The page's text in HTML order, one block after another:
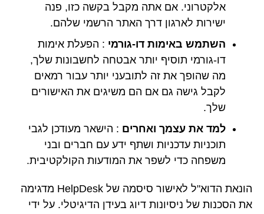
אלקטרוני. אם אתה מקבל בקשה כזו, פנה
ישירות לארגון דרך האתר הרשמי שלהם.
השתמש באימות דו-גורמי : הפעלת אימות
דו-גורמי תוסיף יותר אבטחה לחשבונות שלך,
מה שהופך את זה לתובעני יותר עבור רמאים
לקבל גישה גם אם הם משיגים את האישורים
שלך.
למד את עצמך ואחרים : הישאר מעודכן לגבי
תוכניות עדכניות ושתף ידע עם חברים ובני
משפחה כדי לשפר את המודעות הקולקטיבית.
הונאת הדוא"ל לאישור סיסמה של HelpDesk מדגימה
את הסכנות של ניסיונות דיוג בעידן הדיגיטלי. על ידי